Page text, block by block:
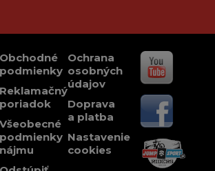
Obchodné
podmienky
Reklamačný
poriadok
Všeobecné
podmienky
nájmu
Ochrana
osobných
údajov
Doprava
a platba
Nastavenie
cookies